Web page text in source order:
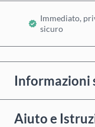
Immediato,
sicuro
Informazioni
Aiuto e